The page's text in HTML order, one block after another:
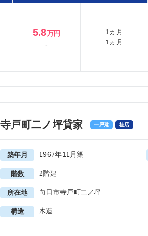
5.8万円
-
1ヵ月
1ヵ月
一戸建 桂店
寺戸町二ノ坪貸家
築年月 1967年11月築
階数 2階建
所在地 向日市寺戸町二ノ坪
構造 木造